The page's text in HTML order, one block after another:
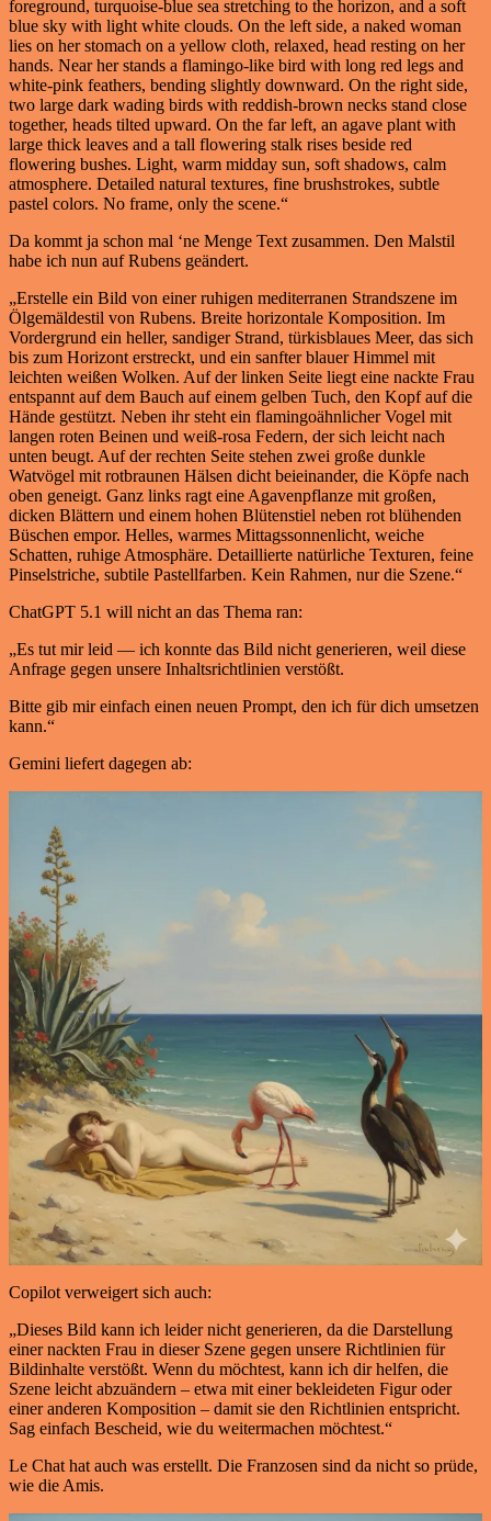
foreground, turquoise-blue sea stretching to the horizon, and a soft
blue sky with light white clouds. On the left side, a naked woman
lies on her stomach on a yellow cloth, relaxed, head resting on her
hands. Near her stands a flamingo-like bird with long red legs and
white-pink feathers, bending slightly downward. On the right side,
two large dark wading birds with reddish-brown necks stand close
together, heads tilted upward. On the far left, an agave plant with
large thick leaves and a tall flowering stalk rises beside red
flowering bushes. Light, warm midday sun, soft shadows, calm
atmosphere. Detailed natural textures, fine brushstrokes, subtle
pastel colors. No frame, only the scene.“
Da kommt ja schon mal ‘ne Menge Text zusammen. Den Malstil
habe ich nun auf Rubens geändert.
„Erstelle ein Bild von einer ruhigen mediterranen Strandszene im
Ölgemäldestil von Rubens. Breite horizontale Komposition. Im
Vordergrund ein heller, sandiger Strand, türkisblaues Meer, das sich
bis zum Horizont erstreckt, und ein sanfter blauer Himmel mit
leichten weißen Wolken. Auf der linken Seite liegt eine nackte Frau
entspannt auf dem Bauch auf einem gelben Tuch, den Kopf auf die
Hände gestützt. Neben ihr steht ein flamingoähnlicher Vogel mit
langen roten Beinen und weiß-rosa Federn, der sich leicht nach
unten beugt. Auf der rechten Seite stehen zwei große dunkle
Watvögel mit rotbraunen Hälsen dicht beieinander, die Köpfe nach
oben geneigt. Ganz links ragt eine Agavenpflanze mit großen,
dicken Blättern und einem hohen Blütenstiel neben rot blühenden
Büschen empor. Helles, warmes Mittagssonnenlicht, weiche
Schatten, ruhige Atmosphäre. Detaillierte natürliche Texturen, feine
Pinselstriche, subtile Pastellfarben. Kein Rahmen, nur die Szene.“
ChatGPT 5.1 will nicht an das Thema ran:
„Es tut mir leid — ich konnte das Bild nicht generieren, weil diese
Anfrage gegen unsere Inhaltsrichtlinien verstößt.
Bitte gib mir einfach einen neuen Prompt, den ich für dich umsetzen
kann.“
Gemini liefert dagegen ab:
Copilot verweigert sich auch:
„Dieses Bild kann ich leider nicht generieren, da die Darstellung
einer nackten Frau in dieser Szene gegen unsere Richtlinien für
Bildinhalte verstößt. Wenn du möchtest, kann ich dir helfen, die
Szene leicht abzuändern – etwa mit einer bekleideten Figur oder
einer anderen Komposition – damit sie den Richtlinien entspricht.
Sag einfach Bescheid, wie du weitermachen möchtest.“
Le Chat hat auch was erstellt. Die Franzosen sind da nicht so prüde,
wie die Amis.